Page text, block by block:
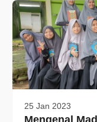
25 Jan 2023